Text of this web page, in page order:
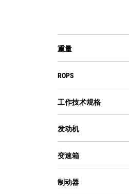
重量
ROPS
工作技术规格
发动机
变速箱
制动器